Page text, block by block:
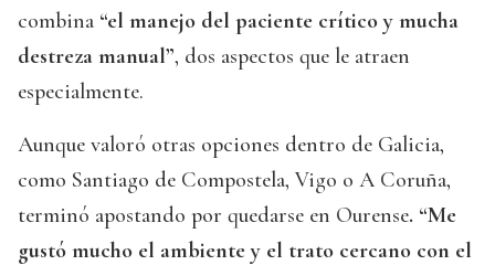
combina “el manejo del paciente crítico y mucha
destreza manual”, dos aspectos que le atraen
especialmente.
Aunque valoró otras opciones dentro de Galicia,
como Santiago de Compostela, Vigo o A Coruña,
terminó apostando por quedarse en Ourense. “Me
gustó mucho el ambiente y el trato cercano con el